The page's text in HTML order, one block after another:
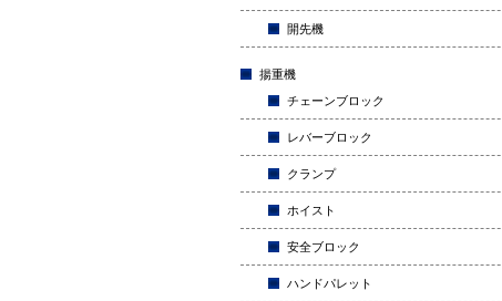
開先機
揚重機
チェーンブロック
レバーブロック
クランプ
ホイスト
安全ブロック
ハンドパレット